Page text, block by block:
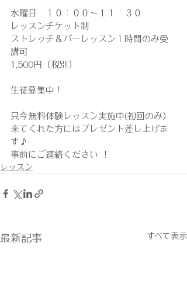
水曜日　１０：００～１１：３０
レッスンチケット制
ストレッチ＆バーレッスン１時間のみ受
講可
1,500円（税別）
生徒募集中！
只今無料体験レッスン実施中(初回のみ）
来てくれた方にはプレゼント差し上げま
す♪
事前にご連絡ください ！
レッスン
最新記事 すべて表示